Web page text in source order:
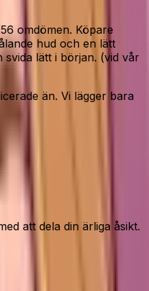
omdömen. Köpare
hud och en lätt
lätt i början. (vid vår
än. Vi lägger bara
att dela din ärliga åsikt.